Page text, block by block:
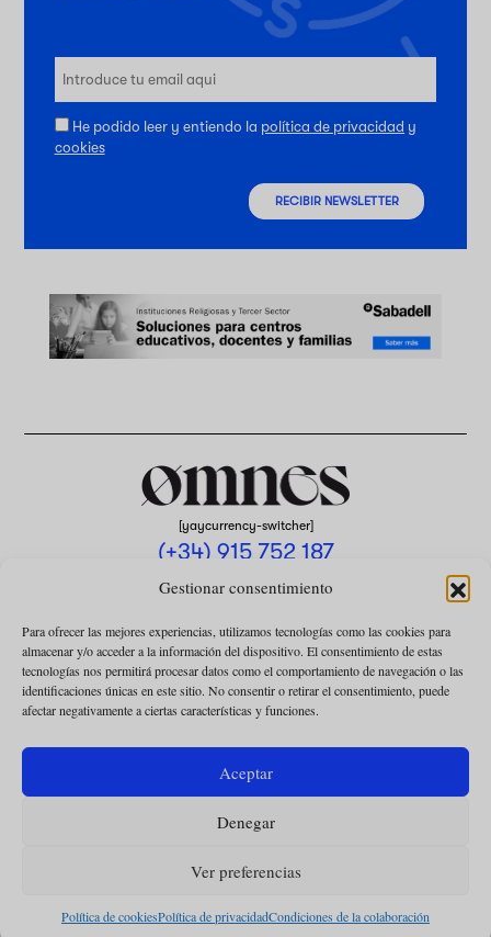
Gestionar consentimiento
Para ofrecer las mejores experiencias, utilizamos tecnologías como las cookies para
almacenar y/o acceder a la información del dispositivo. El consentimiento de estas
tecnologías nos permitirá procesar datos como el comportamiento de navegación o las
identificaciones únicas en este sitio. No consentir o retirar el consentimiento, puede
afectar negativamente a ciertas características y funciones.
Aceptar
Denegar
Ver preferencias
Política de cookiesPolítica de privacidadCondiciones de la colaboración
He podido leer y entiendo la política de privacidad y
cookies
RECIBIR NEWSLETTER
[yaycurrency-switcher]
(+34) 915 752 187
omnes@omnesmag.com
POLÍTICA DE PRIVACIDAD
USO DE COOKIES
CONDICIONES DE LA COLABORACIÓN